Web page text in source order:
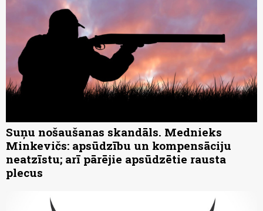
Suņu nošaušanas skandāls. Mednieks
Minkevičs: apsūdzību un kompensāciju
neatzīstu; arī pārējie apsūdzētie rausta
plecus